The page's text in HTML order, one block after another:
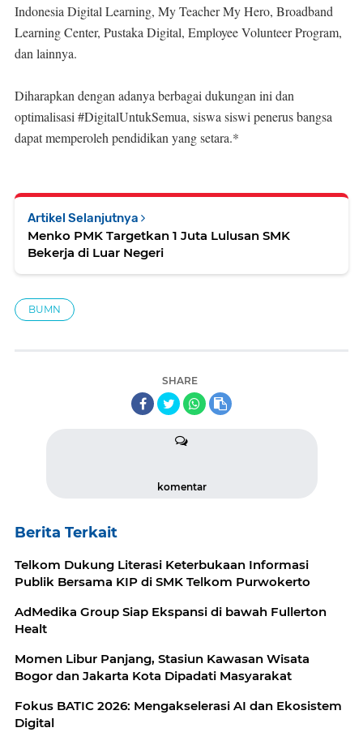
Indonesia Digital Learning, My Teacher My Hero, Broadband
Learning Center, Pustaka Digital, Employee Volunteer Program,
dan lainnya.
Diharapkan dengan adanya berbagai dukungan ini dan
optimalisasi #DigitalUntukSemua, siswa siswi penerus bangsa
dapat memperoleh pendidikan yang setara.*
Artikel Selanjutnya
Menko PMK Targetkan 1 Juta Lulusan SMK
Bekerja di Luar Negeri
BUMN
SHARE
komentar
Berita Terkait
Telkom Dukung Literasi Keterbukaan Informasi
Publik Bersama KIP di SMK Telkom Purwokerto
AdMedika Group Siap Ekspansi di bawah Fullerton
Healt
Momen Libur Panjang, Stasiun Kawasan Wisata
Bogor dan Jakarta Kota Dipadati Masyarakat
Fokus BATIC 2026: Mengakselerasi AI dan Ekosistem
Digital